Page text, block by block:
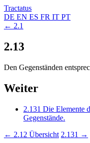
Tractatus
DE EN ES FR IT PT
← 2.1
2.13
Den Gegenständen
Weiter
2.131 Die Elemente
Gegenstände.
← 2.12 Übersicht 2.131 →